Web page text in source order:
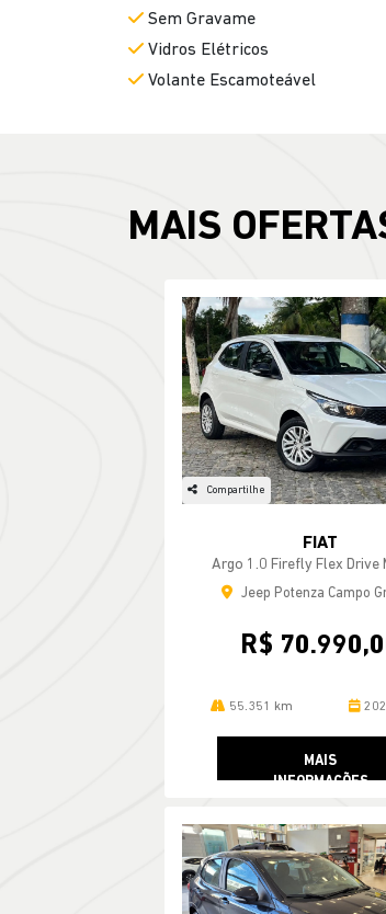
Sem Gravame
Vidros Elétricos
Volante Escamoteável
MAIS
Compartilhe
FIAT
Argo 1.0 Firefly Flex Drive
Jeep Potenza Campo
R$
55.351 km
MAIS
INFORMAÇÕES